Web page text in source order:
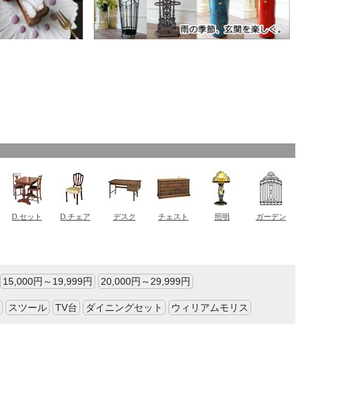
15,000円～19,999円 20,000円～29,999円
スツール TV台 ダイニングセット ウィリアムモリス